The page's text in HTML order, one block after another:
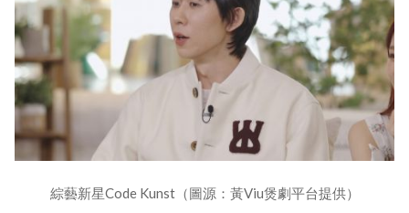
綜藝新星Code Kunst（圖源：黃Viu煲劇平台提供）